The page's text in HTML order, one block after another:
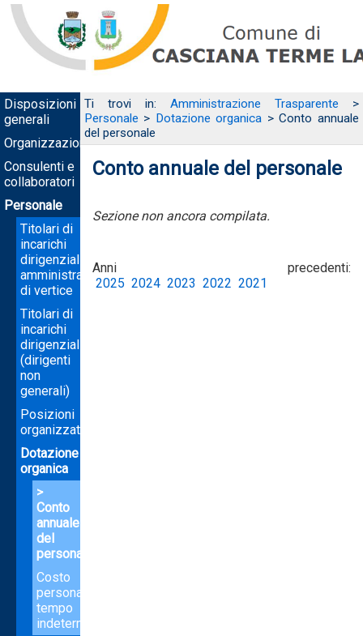
Disposizioni
generali
Organizzazione
Consulenti e
collaboratori
Personale
Titolari di
incarichi
dirigenziali
amministrativi
di vertice
Titolari di
incarichi
dirigenziali
(dirigenti
non
generali)
Posizioni
organizzative
Dotazione
organica
Conto
annuale
del
personale
Costo
personale
tempo
indeterminato
Ti trovi in: Amministrazione Trasparente >
Personale > Dotazione organica > Conto annuale
del personale
Conto annuale del personale
Sezione non ancora compilata.
Anni precedenti:
2025 2024 2023 2022 2021